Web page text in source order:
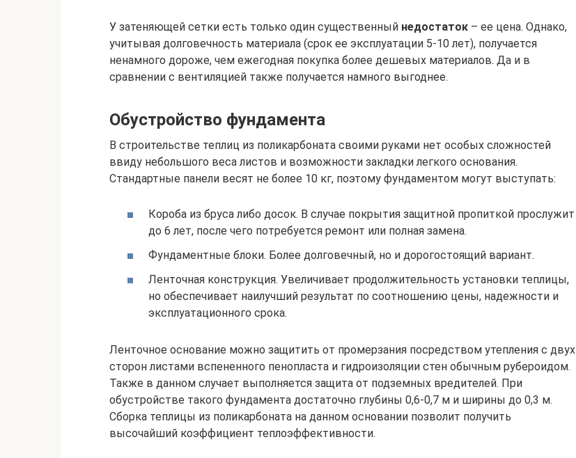
У затеняющей сетки есть только один существенный недостаток – ее цена. Однако,
учитывая долговечность материала (срок ее эксплуатации 5-10 лет), получается
ненамного дороже, чем ежегодная покупка более дешевых материалов. Да и в
сравнении с вентиляцией также получается намного выгоднее.
Обустройство фундамента
В строительстве теплиц из поликарбоната своими руками нет особых сложностей
ввиду небольшого веса листов и возможности закладки легкого основания.
Стандартные панели весят не более 10 кг, поэтому фундаментом могут выступать:
Короба из бруса либо досок. В случае покрытия защитной пропиткой прослужит
до 6 лет, после чего потребуется ремонт или полная замена.
Фундаментные блоки. Более долговечный, но и дорогостоящий вариант.
Ленточная конструкция. Увеличивает продолжительность установки теплицы,
но обеспечивает наилучший результат по соотношению цены, надежности и
эксплуатационного срока.
Ленточное основание можно защитить от промерзания посредством утепления с двух
сторон листами вспененного пенопласта и гидроизоляции стен обычным рубероидом.
Также в данном случает выполняется защита от подземных вредителей. При
обустройстве такого фундамента достаточно глубины 0,6-0,7 м и ширины до 0,3 м.
Сборка теплицы из поликарбоната на данном основании позволит получить
высочайший коэффициент теплоэффективности.